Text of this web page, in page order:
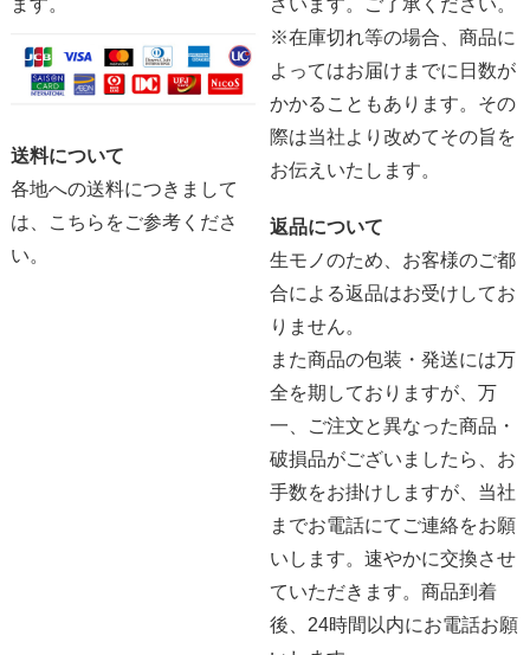
送料について
各地への送料につきまして
は、
こちらをご参考くださ
い。
※在庫切れ等の場合、商品に
よってはお届けまでに日数が
かかることもあります。その
際は当社より改めてその旨を
お伝えいたします。
返品について
生モノのため、お客様のご都
合による返品はお受けしてお
りません。
また商品の包装・発送には万
全を期しておりますが、万
一、ご注文と異なった商品・
破損品がございましたら、お
手数をお掛けしますが、当社
までお電話にてご連絡をお願
いします。速やかに交換させ
ていただきます。商品到着
後、24時間以内にお電話お願